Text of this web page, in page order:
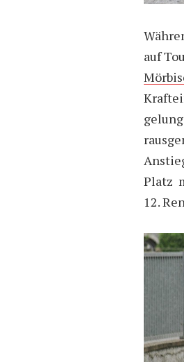
auf
Platz
12.